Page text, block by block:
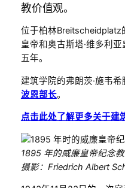
教价值观。
位于柏林Breitscheidplatz
皇帝和奥古斯塔·维多利
五年。
建筑学院的弗朗茨·施韦
波恩部长。
点击此处了解更多关于建
1895 年的威廉皇帝纪念教
摄影： Friedrich Albert